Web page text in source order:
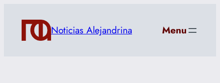
contenido
Noticias Alejandrina Menu